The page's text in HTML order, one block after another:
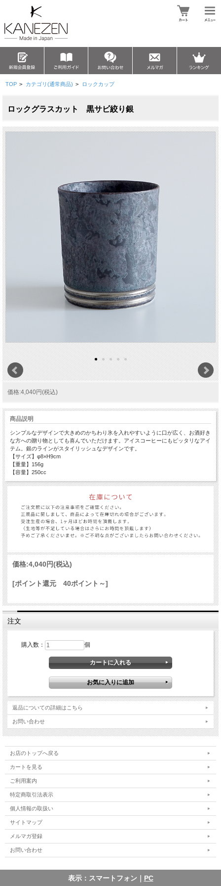
TOP > カテゴリ(通常商品) > ロックカップ
ロックグラスカット 黒サビ絞り銀
価格:4,040円(税込)
商品説明
シンプルなデザインで大きめのかちわり氷を入れやすいように口が広く、お酒好き
な方への贈り物としても喜んでいただけます。アイスコーヒーにもピッタリなアイ
テム。銀のラインがスタイリッシュなデザインです。
【サイズ】φ8×H9cm
【重量】156g
【容量】250cc
価格:4,040円(税込)
[ポイント還元 40ポイント～]
注文
購入数： 個
返品についての詳細はこちら
お問い合わせ
お店のトップへ戻る
カートを見る
ご利用案内
特定商取引法表示
個人情報の取扱い
サイトマップ
メルマガ登録
お問い合わせ
表示：スマートフォン｜ PC